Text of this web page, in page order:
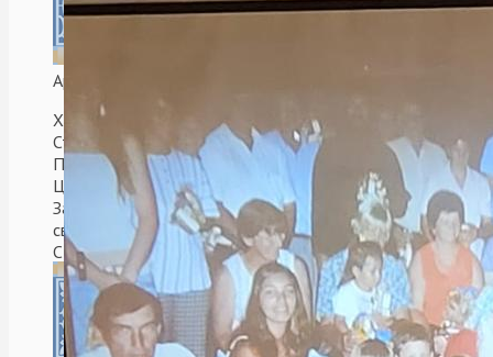
Аргентинская Республика. Мар-Дель-Плата.
Храм в честь святых Царственных
Страстотерпцев.
После воссоединения Русской Православной
Церкви и Русской Православной Церкви
Заграницей, храм решили освятить в честь
святых Царственных Страстотерпцев.
Cтроительствo велось с 2006 по 2009 гг. при
митрополите Платоне (Удовенко).